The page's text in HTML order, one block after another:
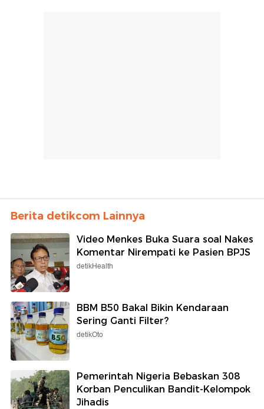
Berita detikcom Lainnya
Video Menkes Buka Suara soal Nakes
Komentar Nirempati ke Pasien BPJS
detikHealth
BBM B50 Bakal Bikin Kendaraan
Sering Ganti Filter?
detikOto
Pemerintah Nigeria Bebaskan 308
Korban Penculikan Bandit-Kelompok
Jihadis